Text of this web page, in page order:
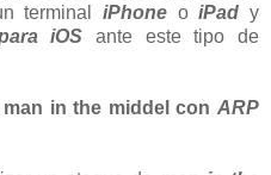
terminaliPhone oiPad y
iOS ante este tipo de
in the middel con ARP